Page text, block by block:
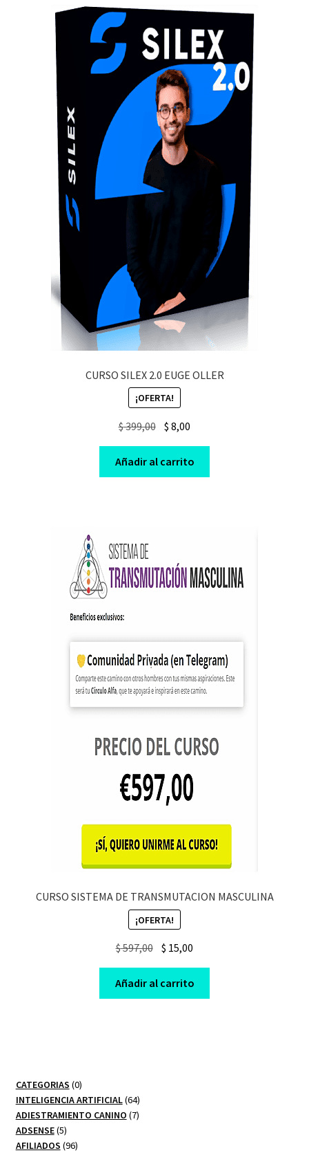
CURSO SILEX 2.0 EUGE OLLER
¡OFERTA!
$399,00 Original
was:
$ 399,00.
$ 8,00
is:
$ 8,00.
Añadir al carrito
CURSO SISTEMA DE TRANSMUTACION MASCULINA
¡OFERTA!
$597,00 Original
price
was:
$ 597,00.
$ 15,00
price
is:
$ 15,00.
Añadir al carrito
CATEGORIAS 00
productos
INTELIGENCIA ARTIFICIAL 6464
productos
ADIESTRAMIENTO CANINO 77
ADSENSE 55
productos
AFILIADOS 9696